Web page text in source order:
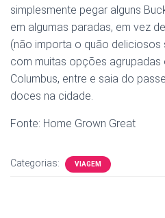
simplesmente pegar alguns
em algumas paradas, em vez
(não importa o quão deliciosos
com muitas opções agrupadas
Columbus, entre e saia do
doces na cidade.
Fonte: Home Grown Great
Categorias: VIAGEM